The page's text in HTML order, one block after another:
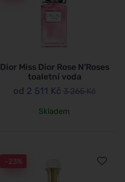
Dior Miss Dior Rose N'Roses
toaletní voda
od 2 511 Kč 3 265 Kč
Skladem
-23%